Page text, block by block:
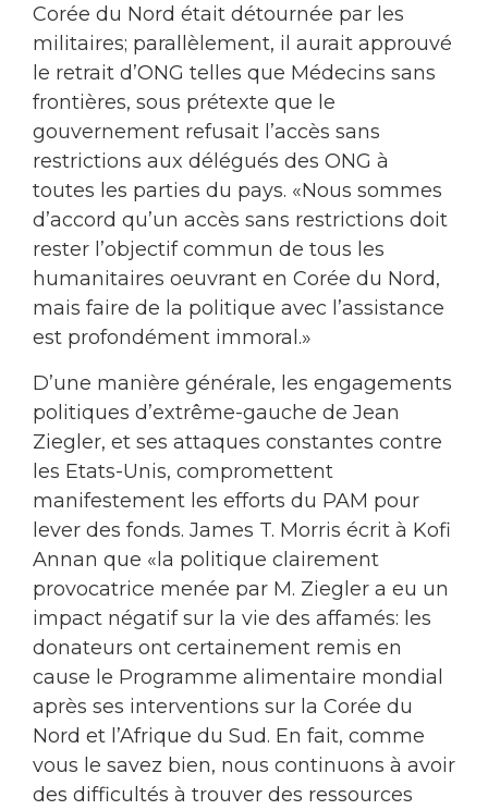
Corée du Nord était détournée par les
militaires; parallèlement, il aurait approuvé
le retrait d’ONG telles que Médecins sans
frontières, sous prétexte que le
gouvernement refusait l’accès sans
restrictions aux délégués des ONG à
toutes les parties du pays. «Nous sommes
d’accord qu’un accès sans restrictions doit
rester l’objectif commun de tous les
humanitaires oeuvrant en Corée du Nord,
mais faire de la politique avec l’assistance
est profondément immoral.»
D’une manière générale, les engagements
politiques d’extrême-gauche de Jean
Ziegler, et ses attaques constantes contre
les Etats-Unis, compromettent
manifestement les efforts du PAM pour
lever des fonds. James T. Morris écrit à Kofi
Annan que «la politique clairement
provocatrice menée par M. Ziegler a eu un
impact négatif sur la vie des affamés: les
donateurs ont certainement remis en
cause le Programme alimentaire mondial
après ses interventions sur la Corée du
Nord et l’Afrique du Sud. En fait, comme
vous le savez bien, nous continuons à avoir
des difficultés à trouver des ressources